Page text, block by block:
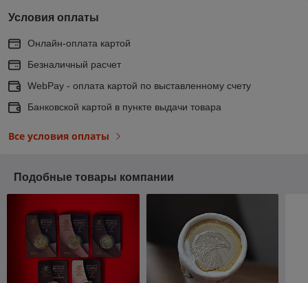
Условия оплаты
Онлайн-оплата картой
Безналичный расчет
WebPay - оплата картой по выставленному счету
Банковской картой в пункте выдачи товара
Все условия оплаты
Подобные товары компании